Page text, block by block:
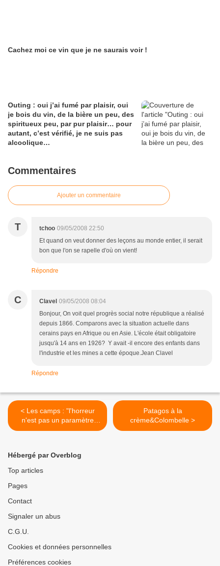
Cachez moi ce vin que je ne saurais voir !
Outing : oui j’ai fumé par plaisir, oui
je bois du vin, de la bière un peu, des
spiritueux peu, par pur plaisir… pour
autant, c’est vérifié, je ne suis pas
alcoolique…
Commentaires
Ajouter un commentaire
T tchoo 09/05/2008 22:50
Et quand on veut donner des leçons au monde entier, il serait
bon que l'on se rapelle d'où on vient!
Répondre
C Clavel 09/05/2008 08:04
Bonjour, On voit quel progrès social notre république a réalisé
depuis 1866. Comparons avec la situation actuelle dans
cerains pays en Afrique ou en Asie. L'école était obligatoire
jusqu'à 14 ans en 1926? Y avait -il encore des enfants dans
l'industrie et les mines a cette époque.Jean Clavel
Répondre
< Les camps : "l'horreur
n'est pas un paramètre
marginal de l'expérience
Patagos à la
crème&Colombelle >
Hébergé par Overblog
Top articles
Pages
Contact
Signaler un abus
C.G.U.
Cookies et données personnelles
Préférences cookies